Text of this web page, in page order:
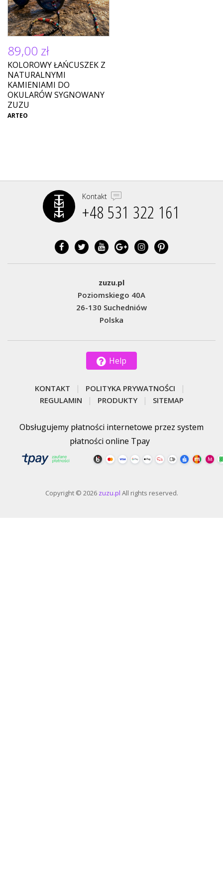
89,00 zł
KOLOROWY ŁAŃCUSZEK Z
NATURALNYMI
KAMIENIAMI DO
OKULARÓW SYGNOWANY
ZUZU
ARTEO
Kontakt
+48 531 322 161‬
zuzu.pl
Poziomskiego 40A
26-130 Suchedniów
Polska
Help
KONTAKT
POLITYKA PRYWATNOŚCI
REGULAMIN
PRODUKTY SITEMAP
Obsługujemy płatności internetowe przez system
płatności online Tpay
Copyright © 2026 zuzu.pl All rights reserved.